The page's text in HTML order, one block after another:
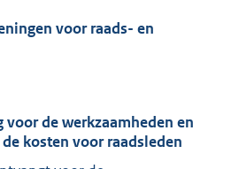
voor raads- en
voor de werkzaamheden en
kosten voor raadsleden